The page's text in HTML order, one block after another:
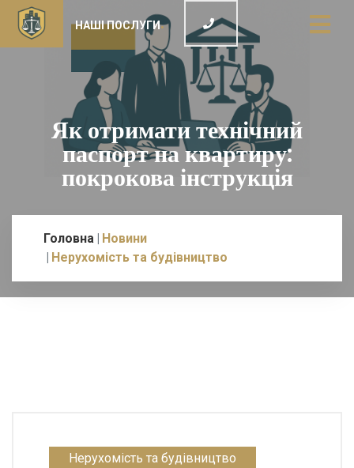
НАШІ ПОСЛУГИ
Як отримати технічний
паспорт на квартиру:
покрокова інструкція
Головна Новини
Нерухомість та будівництво
Нерухомість та будівництво